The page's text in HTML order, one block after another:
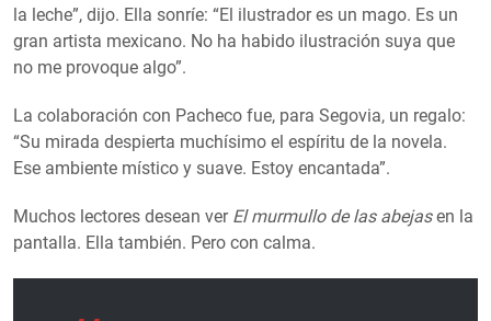
la leche”, dijo. Ella sonríe: “El ilustrador es un mago. Es un
gran artista mexicano. No ha habido ilustración suya que
no me provoque algo”.
La colaboración con Pacheco fue, para Segovia, un regalo:
“Su mirada despierta muchísimo el espíritu de la novela.
Ese ambiente místico y suave. Estoy encantada”.
Muchos lectores desean ver El murmullo de las abejasen la
pantalla. Ella también. Pero con calma.